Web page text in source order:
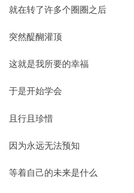
就在转了许多个圈圈之后
突然醍醐灌顶
这就是我所要的幸福
于是开始学会
且行且珍惜
因为永远无法预知
等着自己的未来是什么